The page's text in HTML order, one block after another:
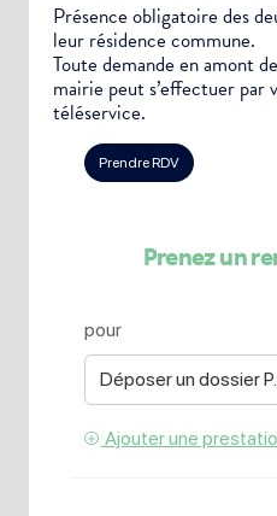
Présence obligatoire des
leur résidence commune.
Toute demande en amont
mairie peut s’effectuer par
téléservice.